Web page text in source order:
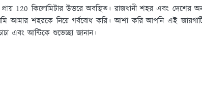
প্রায় 120 কিলোমিটার উত্তরে অবস্থিত। রাজধানী শহর এবং দেশের
আমার শহরকে নিয়ে গর্ববোধ করি। আশা করি আপনি এই
এবং আন্টিকে শুভেচ্ছা জানান।